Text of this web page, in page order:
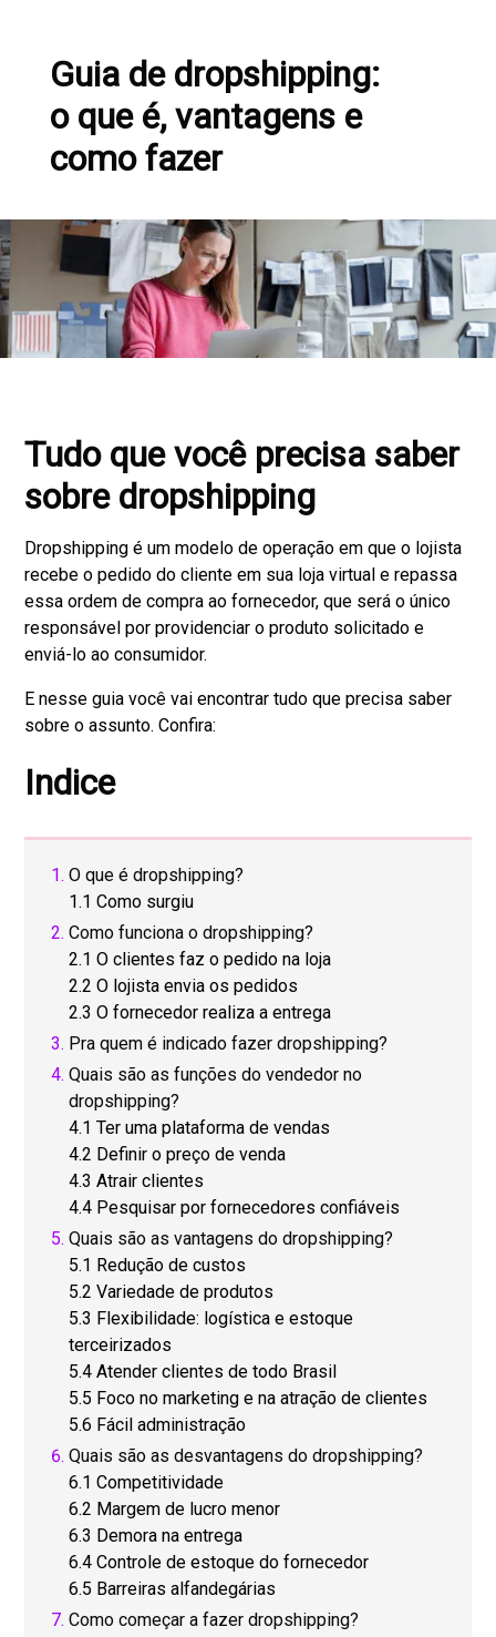
Guia de dropshipping:
o que é, vantagens e
como fazer
Tudo que você precisa saber
sobre dropshipping
Dropshipping é um modelo de operação em que o lojista
recebe o pedido do cliente em sua loja virtual e repassa
essa ordem de compra ao fornecedor, que será o único
responsável por providenciar o produto solicitado e
enviá-lo ao consumidor.
E nesse guia você vai encontrar tudo que precisa saber
sobre o assunto. Confira:
Indice
O que é dropshipping?
1.1 Como surgiu
Como funciona o dropshipping?
2.1 O clientes faz o pedido na loja
2.2 O lojista envia os pedidos
2.3 O fornecedor realiza a entrega
Pra quem é indicado fazer dropshipping?
Quais são as funções do vendedor no
dropshipping?
4.1 Ter uma plataforma de vendas
4.2 Definir o preço de venda
4.3 Atrair clientes
4.4 Pesquisar por fornecedores confiáveis
Quais são as vantagens do dropshipping?
5.1 Redução de custos
5.2 Variedade de produtos
5.3 Flexibilidade: logística e estoque
terceirizados
5.4 Atender clientes de todo Brasil
5.5 Foco no marketing e na atração de clientes
5.6 Fácil administração
Quais são as desvantagens do dropshipping?
6.1 Competitividade
6.2 Margem de lucro menor
6.3 Demora na entrega
6.4 Controle de estoque do fornecedor
6.5 Barreiras alfandegárias
Como começar a fazer dropshipping?